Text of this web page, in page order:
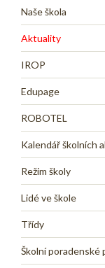
Naše škola
Aktuality
IROP
Edupage
ROBOTEL
Kalendář školních
Režim školy
Lidé ve škole
Třídy
Školní poradenské